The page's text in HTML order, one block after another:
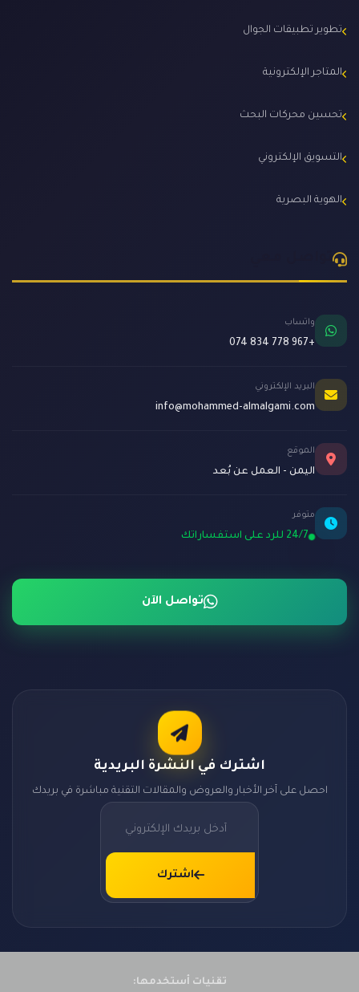
تطوير تطبيقات الجوال
المتاجر الإلكترونية
تحسين محركات البحث
التسويق الإلكتروني
الهوية البصرية
واتساب
+967 778 834 074
البريد الإلكتروني
info@mohammed-almalgami.com
الموقع
اليمن - العمل عن بُعد
متوفر
24/7 للرد على استفساراتك
تواصل الآن
اشترك في النشرة البريدية
احصل على آخر الأخبار والعروض والمقالات التقنية مباشرة في بريدك
اشترك
تقنيات أستخدمها: